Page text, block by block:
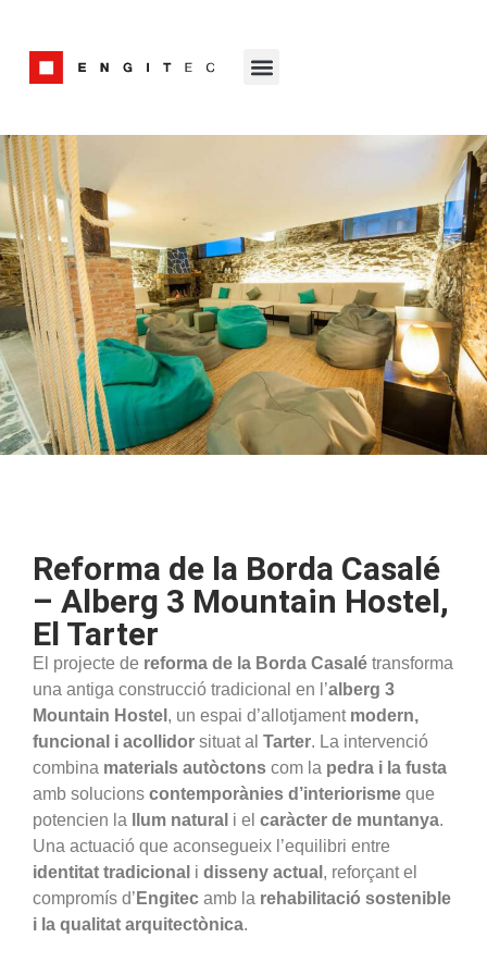
Reforma de la Borda Casalé
– Alberg 3 Mountain Hostel,
El Tarter
El projecte de reforma de la Borda Casalé transforma
una antiga construcció tradicional en l’alberg 3
Mountain Hostel , un espai d’allotjament modern,
funcional i acollidor situat al Tarter. La intervenció
combina materials autòctons com la pedra i la fusta
amb solucions contemporànies d’interiorisme que
potencien la
llum natural i el caràcter de muntanya.
Una actuació que aconsegueix l’equilibri entre
identitat tradicional i disseny actual , reforçant el
compromís d’ Engitec amb la rehabilitació sostenible
i la qualitat arquitectònica.